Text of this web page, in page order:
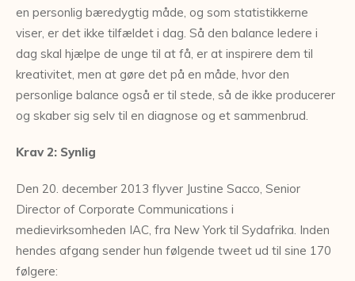
en personlig bæredygtig måde, og som statistikkerne
viser, er det ikke tilfældet i dag. Så den balance ledere i
dag skal hjælpe de unge til at få, er at inspirere dem til
kreativitet, men at gøre det på en måde, hvor den
personlige balance også er til stede, så de ikke producerer
og skaber sig selv til en diagnose og et sammenbrud.
Krav 2: Synlig
Den 20. december 2013 flyver Justine Sacco, Senior
Director of Corporate Communications i
medievirksomheden IAC, fra New York til Sydafrika. Inden
hendes afgang sender hun følgende tweet ud til sine 170
følgere: